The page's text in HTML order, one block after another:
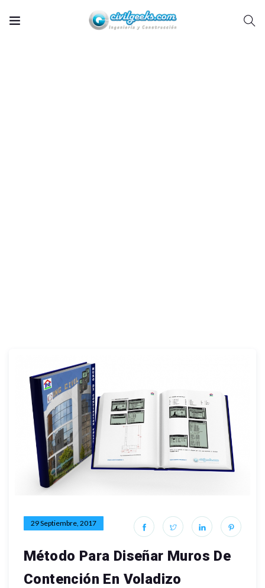
29 Septiembre, 2017
Método Para Diseñar Muros De
Contención En Voladizo